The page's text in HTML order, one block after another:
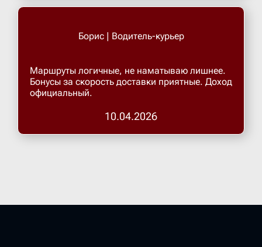
Борис | Водитель-курьер
Маршруты логичные, не наматываю лишнее.
Бонусы за скорость доставки приятные. Доход
официальный.
10.04.2026